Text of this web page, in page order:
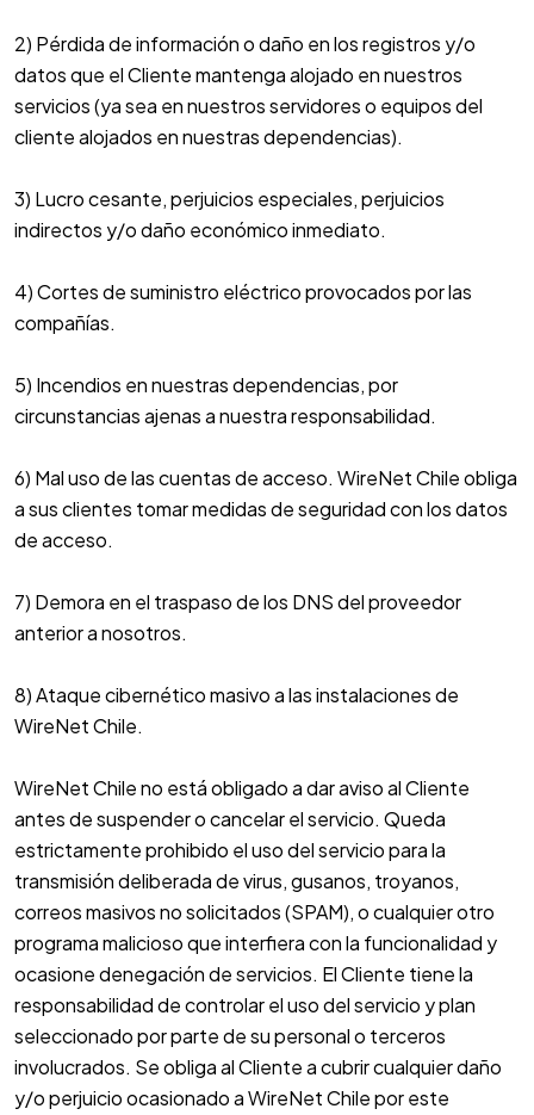
2) Pérdida de información o daño en los registros y/o
datos que el Cliente mantenga alojado en nuestros
servicios (ya sea en nuestros servidores o equipos del
cliente alojados en nuestras dependencias).
3) Lucro cesante, perjuicios especiales, perjuicios
indirectos y/o daño económico inmediato.
4) Cortes de suministro eléctrico provocados por las
compañías.
5) Incendios en nuestras dependencias, por
circunstancias ajenas a nuestra responsabilidad.
6) Mal uso de las cuentas de acceso. WireNet Chile obliga
a sus clientes tomar medidas de seguridad con los datos
de acceso.
7) Demora en el traspaso de los DNS del proveedor
anterior a nosotros.
8) Ataque cibernético masivo a las instalaciones de
WireNet Chile.
WireNet Chile no está obligado a dar aviso al Cliente
antes de suspender o cancelar el servicio. Queda
estrictamente prohibido el uso del servicio para la
transmisión deliberada de virus, gusanos, troyanos,
correos masivos no solicitados (SPAM), o cualquier otro
programa malicioso que interfiera con la funcionalidad y
ocasione denegación de servicios. El Cliente tiene la
responsabilidad de controlar el uso del servicio y plan
seleccionado por parte de su personal o terceros
involucrados. Se obliga al Cliente a cubrir cualquier daño
y/o perjuicio ocasionado a WireNet Chile por este